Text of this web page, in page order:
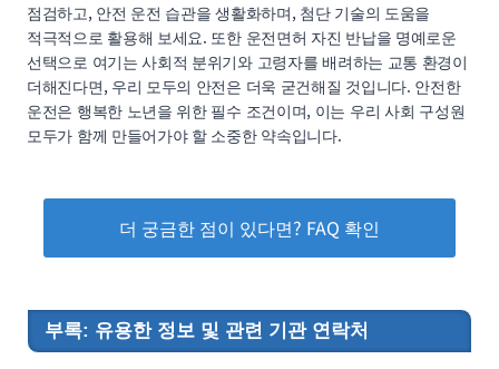
점검하고, 안전 운전 습관을 생활화하며, 첨단 기술의 도움을
적극적으로 활용해 보세요. 또한 운전면허 자진 반납을 명예로운
선택으로 여기는 사회적 분위기와 고령자를 배려하는 교통 환경이
더해진다면, 우리 모두의 안전은 더욱 굳건해질 것입니다. 안전한
운전은 행복한 노년을 위한 필수 조건이며, 이는 우리 사회 구성원
모두가 함께 만들어가야 할 소중한 약속입니다.
더 궁금한 점이 있다면? FAQ 확인
부록: 유용한 정보 및 관련 기관 연락처